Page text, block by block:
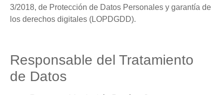
3/2018, de Protección de Datos Personales y garantía de
los derechos digitales (LOPDGDD).
Responsable del Tratamiento
de Datos